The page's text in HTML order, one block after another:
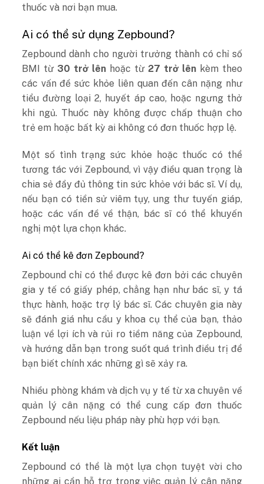
thuốc và nơi bạn mua.
Ai có thể sử dụng Zepbound?
Zepbound dành cho người trưởng thành có chỉ số
BMI từ 30 trở lên hoặc từ 27 trở lênkèm theo
các vấn đề sức khỏe liên quan đến cân nặng như
tiểu đường loại 2, huyết áp cao, hoặc ngưng thở
khi ngủ. Thuốc này không được chấp thuận cho
trẻ em hoặc bất kỳ ai không có đơn thuốc hợp lệ.
Một số tình trạng sức khỏe hoặc thuốc có thể
tương tác với Zepbound, vì vậy điều quan trọng là
chia sẻ đầy đủ thông tin sức khỏe với bác sĩ. Ví dụ,
nếu bạn có tiền sử viêm tụy, ung thư tuyến giáp,
hoặc các vấn đề về thận, bác sĩ có thể khuyến
nghị một lựa chọn khác.
Ai có thể kê đơn Zepbound?
Zepbound chỉ có thể được kê đơn bởi các chuyên
gia y tế có giấy phép, chẳng hạn như bác sĩ, y tá
thực hành, hoặc trợ lý bác sĩ. Các chuyên gia này
sẽ đánh giá nhu cầu y khoa cụ thể của bạn, thảo
luận về lợi ích và rủi ro tiềm năng của Zepbound,
và hướng dẫn bạn trong suốt quá trình điều trị để
bạn biết chính xác những gì sẽ xảy ra.
Nhiều phòng khám và dịch vụ y tế từ xa chuyên về
quản lý cân nặng có thể cung cấp đơn thuốc
Zepbound nếu liệu pháp này phù hợp với bạn.
Kết luận
Zepbound có thể là một lựa chọn tuyệt vời cho
những ai cần hỗ trợ trong việc quản lý cân nặng